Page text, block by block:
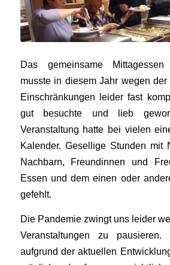
Das gemeinsame
musste in diesem Jahr wegen
Einschränkungen leider fast
gut besuchte und lieb
Veranstaltung hatte bei vielen
Kalender. Gesellige Stunden mit
Nachbarn, Freundinnen und
Essen und dem einen oder
gefehlt.
Die Pandemie zwingt uns leider
Veranstaltungen zu
aufgrund der aktuellen